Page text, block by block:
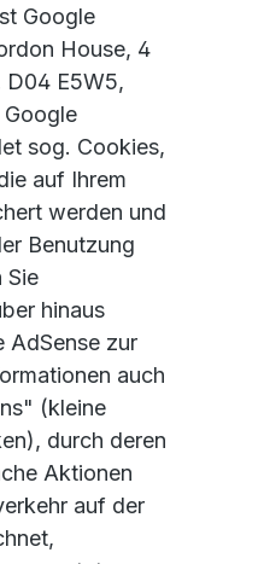
Google
House, 4
D04 E5W5,
sog. Cookies,
auf Ihrem
werden und
Benutzung
Sie
hinaus
AdSense zur
auch
(kleine
durch deren
Aktionen
auf der